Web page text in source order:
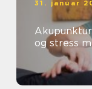
31. januar
Akupunktur thisted
og stress